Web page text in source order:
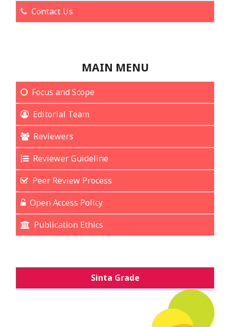
Contact Us
MAIN MENU
Focus and Scope
Editorial Team
Reviewers
Reviewer Guideline
Peer Review Process
Open Access Policy
Publication Ethics
Sinta Grade